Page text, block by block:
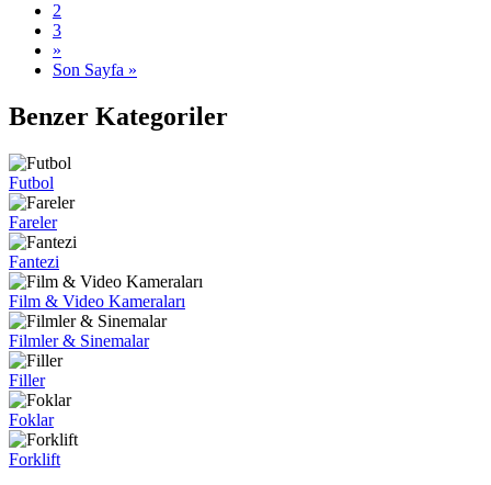
2
3
»
Son Sayfa »
Benzer Kategoriler
Futbol
Fareler
Fantezi
Film & Video Kameraları
Filmler & Sinemalar
Filler
Foklar
Forklift